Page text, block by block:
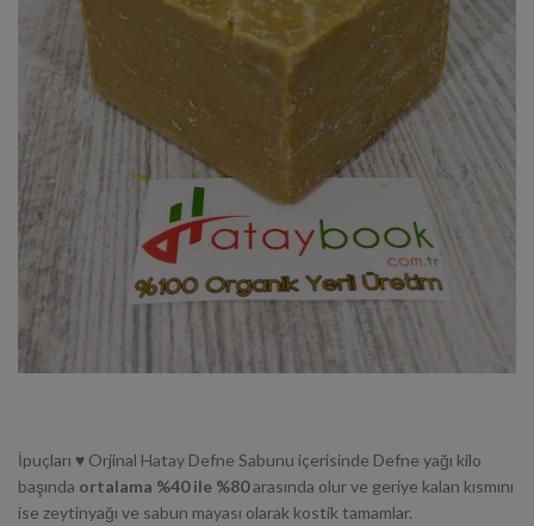
İpuçları ♥ Orjinal Hatay Defne Sabunu içerisinde Defne yağı kilo
başında ortalama %40 ile %80arasında olur ve geriye kalan kısmını
ise zeytinyağı ve sabun mayası olarak kostik tamamlar.